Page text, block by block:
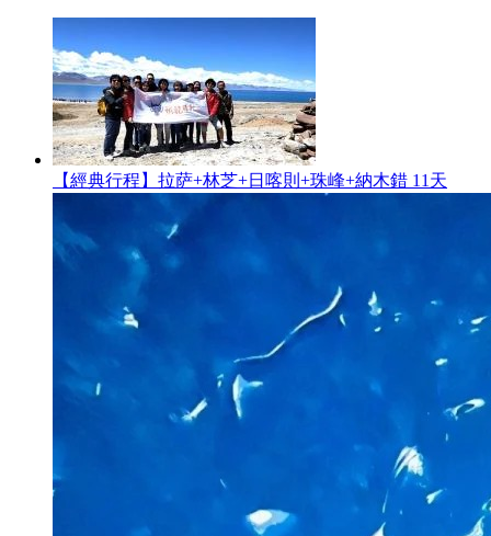
【經典行程】拉萨+林芝+日喀則+珠峰+納木錯 11天